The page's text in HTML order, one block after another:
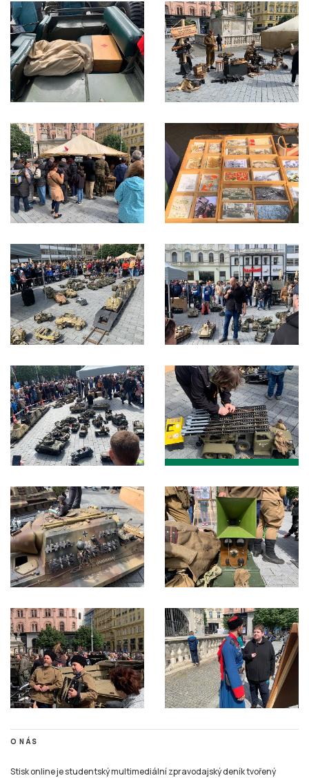
O NÁS
Stisk online je studentský multimediální zpravodajský deník tvořený